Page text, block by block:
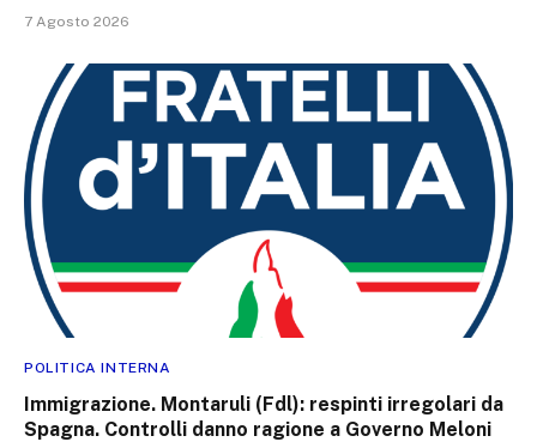
7 Agosto 2026
POLITICA INTERNA
Immigrazione. Montaruli (Fdl): respinti irregolari da
Spagna. Controlli danno ragione a Governo Meloni